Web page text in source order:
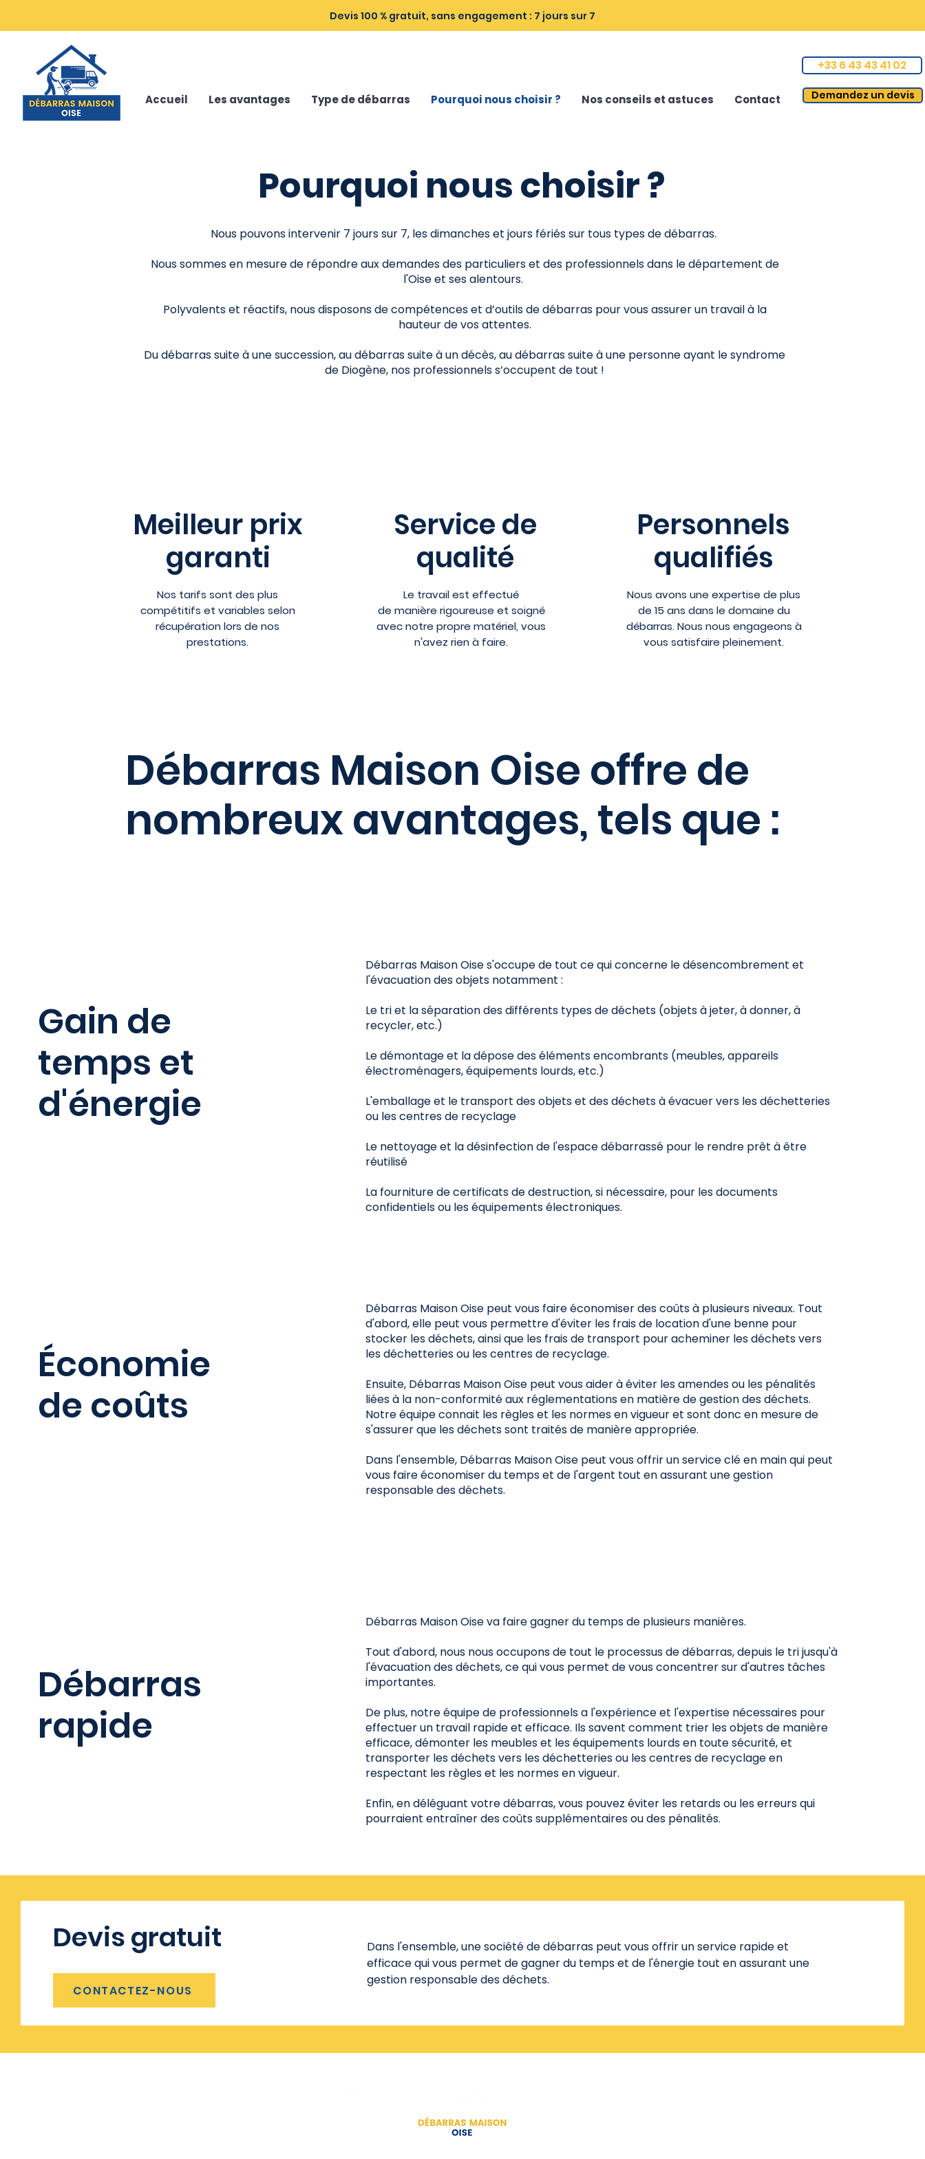
Devis 100 % gratuit, sans engagement : 7 jours sur 7
Accueil Les avantages Type de débarras Pourquoi nous choisir ? Nos conseils et astuces Contact
+33 6 43 43 41 02
Demandez un devis
Pourquoi nous choisir ?
Nous pouvons intervenir 7 jours sur 7, les dimanches et jours fériés sur tous types de débarras.
Nous sommes en mesure de répondre aux demandes des particuliers et des professionnels dans le département de
l'Oise et ses alentours.
Polyvalents et réactifs, nous disposons de compétences et d’outils de débarras pour vous assurer un travail à la
hauteur de vos attentes.
Du débarras suite à une succession, au débarras suite à un décès, au débarras suite à une personne ayant le syndrome
de Diogène, nos professionnels s’occupent de tout !
Meilleur prix
garanti
Nos tarifs sont des plus
compétitifs et variables selon
récupération lors de nos
prestations.
Service de
qualité
Le travail est effectué
de manière rigoureuse et soigné
avec notre propre matériel, vous
n'avez rien à faire.
Personnels
qualifiés
Nous avons une expertise de plus
de 15 ans dans le domaine du
débarras. Nous nous engageons à
vous satisfaire pleinement.
Débarras Maison Oise offre de
nombreux avantages, tels que :
​Gain de
temps et
d'énergie
Débarras Maison Oise s'occupe de tout ce qui concerne le désencombrement et
l'évacuation des objets notamment :
Le tri et la séparation des différents types de déchets (objets à jeter, à donner, à
recycler, etc.)
Le démontage et la dépose des éléments encombrants (meubles, appareils
électroménagers, équipements lourds, etc.)
L'emballage et le transport des objets et des déchets à évacuer vers les déchetteries
ou les centres de recyclage
Le nettoyage et la désinfection de l'espace débarrassé pour le rendre prêt à être
réutilisé
La fourniture de certificats de destruction, si nécessaire, pour les documents
confidentiels ou les équipements électroniques.
Économie
de coûts
Débarras Maison Oise peut vous faire économiser des coûts à plusieurs niveaux. Tout
d'abord, elle peut vous permettre d'éviter les frais de location d'une benne pour
stocker les déchets, ainsi que les frais de transport pour acheminer les déchets vers
les déchetteries ou les centres de recyclage.
Ensuite, Débarras Maison Oise peut vous aider à éviter les amendes ou les pénalités
liées à la non-conformité aux réglementations en matière de gestion des déchets.
Notre équipe connait les règles et les normes en vigueur et sont donc en mesure de
s'assurer que les déchets sont traités de manière appropriée.
Dans l'ensemble, Débarras Maison Oise peut vous offrir un service clé en main qui peut
vous faire économiser du temps et de l'argent tout en assurant une gestion
responsable des déchets.
Débarras
rapide
Débarras Maison Oise va faire gagner du temps de plusieurs manières.
Tout d'abord, nous nous occupons de tout le processus de débarras, depuis le tri jusqu'à
l'évacuation des déchets, ce qui vous permet de vous concentrer sur d'autres tâches
importantes.
De plus, notre équipe de professionnels a l'expérience et l'expertise nécessaires pour
effectuer un travail rapide et efficace. Ils savent comment trier les objets de manière
efficace, démonter les meubles et les équipements lourds en toute sécurité, et
transporter les déchets vers les déchetteries ou les centres de recyclage en
respectant les règles et les normes en vigueur.
Enfin, en déléguant votre débarras, vous pouvez éviter les retards ou les erreurs qui
pourraient entraîner des coûts supplémentaires ou des pénalités.
Devis gratuit
CONTACTEZ-NOUS
Dans l'ensemble, une société de débarras peut vous offrir un service rapide et
efficace qui vous permet de gagner du temps et de l'énergie tout en assurant une
gestion responsable des déchets.